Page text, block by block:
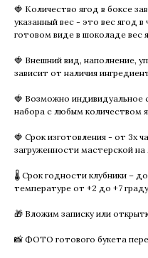
🍓 Количество ягод в боксе
указанный вес - это вес ягод
готовом виде в шоколаде вес
🍓 Внешний вид, наполнение,
зависит от наличия
🍓 Возможно индивидуальное
набора с любым количеством
🍓 Срок изготовления - от 3х
загруженности мастерской
🌡 Срок годности клубники –
температуре от +2 до +7
🎁 Вложим записку или
📸 ФОТО готового букета